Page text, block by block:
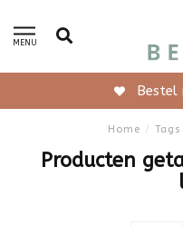
MENU
Home / Tags
Producten